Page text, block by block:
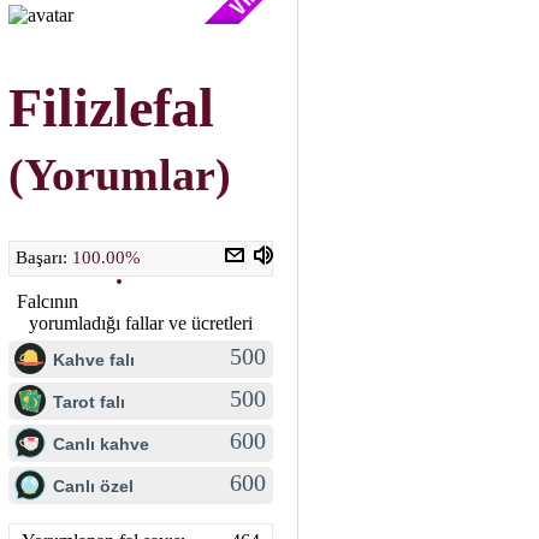
Filizlefal
(Yorumlar)
Başarı: 100.00%
Falcının
yorumladığı fallar ve ücretleri
Kahve falı 500
Tarot falı 500
Canlı kahve 600
Canlı özel 600